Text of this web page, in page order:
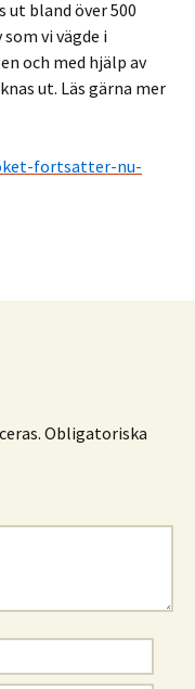
ut bland över 500
vi vägde i
och med hjälp av
ut. Läs gärna mer
fortsatter-nu-
Obligatoriska